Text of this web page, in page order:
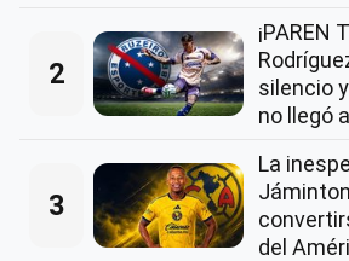
2
¡PAREN
silencio
no llegó
3
La
del